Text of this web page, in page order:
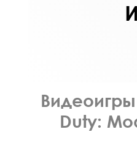
Видеоигры
Duty: